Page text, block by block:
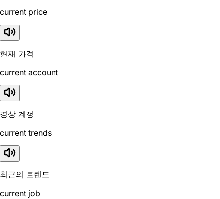
current price
현재 가격
current account
경상 계정
current trends
최근의 트렌드
current job